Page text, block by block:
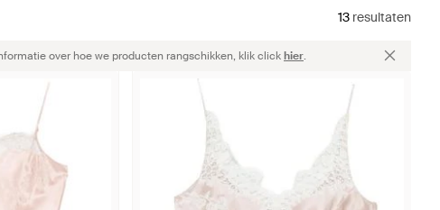
13 resultaten
over hoe we producten rangschikken, klik clickhier.